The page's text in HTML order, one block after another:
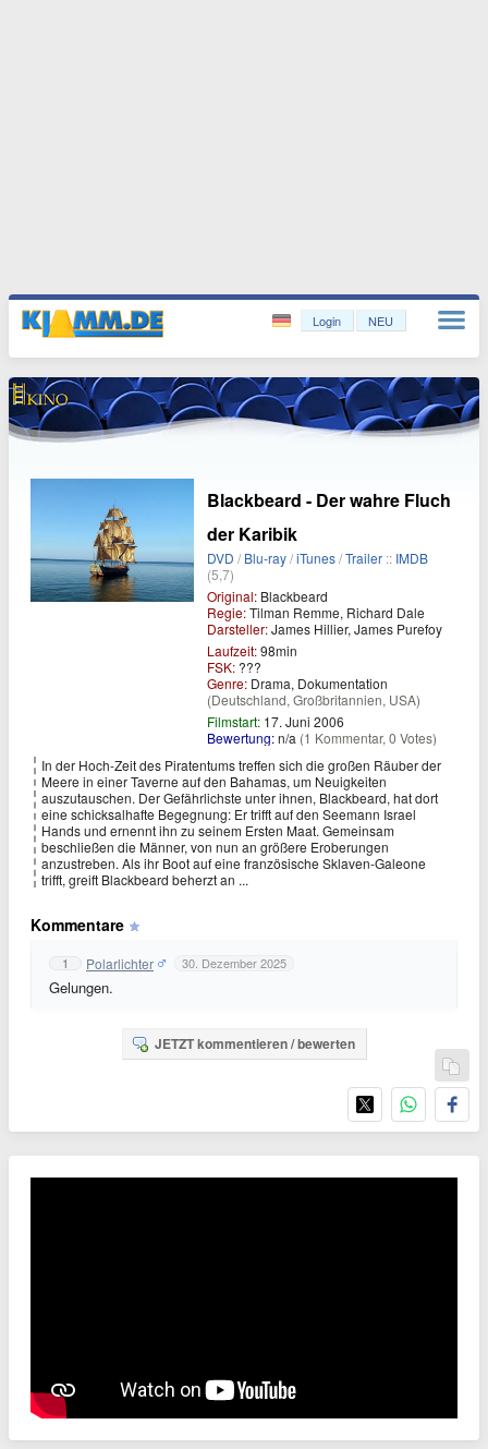
Login NEU
Blackbeard - Der wahre Fluch
der Karibik
DVD /Blu-ray/iTunes/Trailer :: IMDB
(5,7)
Original: Blackbeard
Regie:Tilman Remme, Richard Dale
Darsteller:James Hillier, James Purefoy
Laufzeit:98min
FSK: ???
Genre: Drama, Dokumentation
(Deutschland, Großbritannien, USA)
Filmstart: 17. Juni 2006
Bewertung:n/a (1 Kommentar, 0 Votes)
In der Hoch-Zeit des Piratentums treffen sich die großen Räuber der
Meere in einer Taverne auf den Bahamas, um Neuigkeiten
auszutauschen. Der Gefährlichste unter ihnen, Blackbeard, hat dort
eine schicksalhafte Begegnung: Er trifft auf den Seemann Israel
Hands und ernennt ihn zu seinem Ersten Maat. Gemeinsam
beschließen die Männer, von nun an größere Eroberungen
anzustreben. Als ihr Boot auf eine französische Sklaven-Galeone
trifft, greift Blackbeard beherzt an ...
Kommentare
1 Polarlichter 30. Dezember 2025
Gelungen.
JETZT kommentieren / bewerten